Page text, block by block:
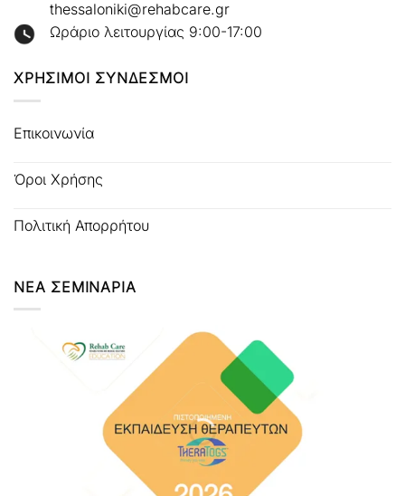
thessaloniki@rehabcare.gr
Ωράριο λειτουργίας 9:00-17:00
ΧΡΗΣΙΜΟΙ ΣΥΝΔΕΣΜΟΙ
Επικοινωνία
Όροι Χρήσης
Πολιτική Απορρήτου
ΝΕΑ ΣΕΜΙΝΑΡΙΑ